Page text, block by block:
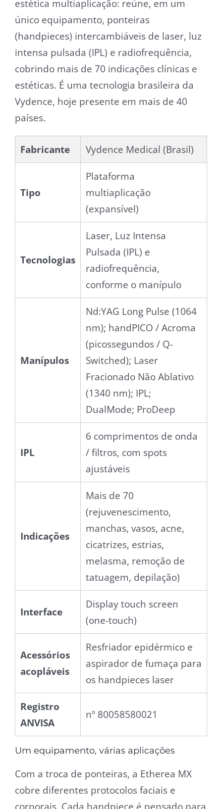
estética multiaplicação: reúne, em um
único equipamento, ponteiras
(handpieces) intercambiáveis de laser, luz
intensa pulsada (IPL) e radiofrequência,
cobrindo mais de 70 indicações clínicas e
estéticas. É uma tecnologia brasileira da
Vydence, hoje presente em mais de 40
países.
Fabricante Vydence Medical (Brasil)
Tipo
Plataforma
multiaplicação
(expansível)
Tecnologias
Laser, Luz Intensa
Pulsada (IPL) e
radiofrequência,
conforme o manípulo
Manípulos
Nd:YAG Long Pulse (1064
nm); handPICO / Acroma
(picossegundos / Q-
Switched); Laser
Fracionado Não Ablativo
(1340 nm); IPL;
DualMode; ProDeep
IPL
6 comprimentos de onda
/ filtros, com spots
ajustáveis
Indicações
Mais de 70
(rejuvenescimento,
manchas, vasos, acne,
cicatrizes, estrias,
melasma, remoção de
tatuagem, depilação)
Interface
Display touch screen
(one-touch)
Acessórios
acopláveis
Resfriador epidérmico e
aspirador de fumaça para
os handpieces laser
Registro
ANVISA
nº 80058580021
Um equipamento, várias aplicações
Com a troca de ponteiras, a Etherea MX
cobre diferentes protocolos faciais e
corporais. Cada handpiece é pensado para